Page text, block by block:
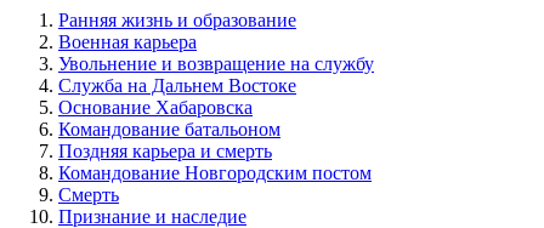
Ранняя жизнь и образование
Военная карьера
Увольнение и возвращение на службу
Служба на Дальнем Востоке
Основание Хабаровска
Командование батальоном
Поздняя карьера и смерть
Командование Новгородским постом
Смерть
Признание и наследие